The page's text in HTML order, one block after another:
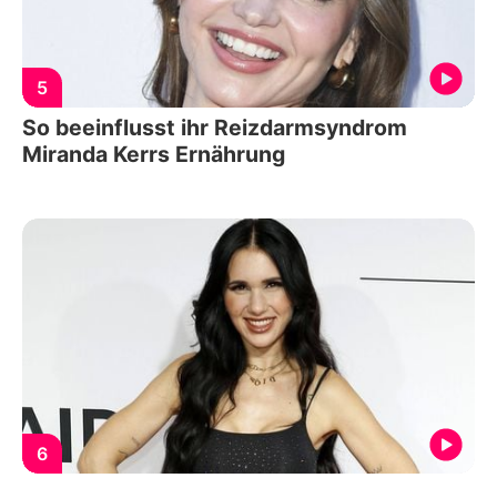
5
So beeinflusst ihr Reizdarmsyndrom
Miranda Kerrs Ernährung
6